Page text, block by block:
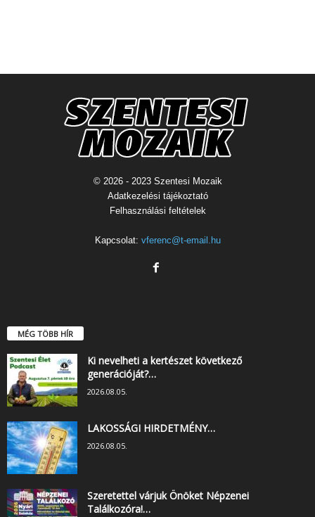
© 2026 - 2023 Szentesi Mozaik
Adatkezelési tájékoztató
Felhasználási feltételek
Kapcsolat: vferenc@t-email.hu
MÉG TÖBB HÍR
Ki nevelheti a kertészet következő
generációját?…
2026.08.05.
LAKOSSÁGI HIRDETMÉNY…
2026.08.05.
Szeretettel várjuk Önöket Népzenei
Találkozóra!…